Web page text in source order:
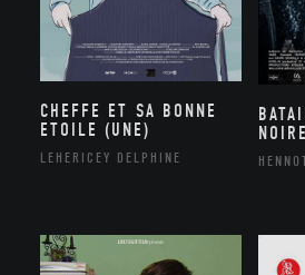
CHEFFE ET SA BONNE
ETOILE (UNE)
LEHERICEY DELPHINE